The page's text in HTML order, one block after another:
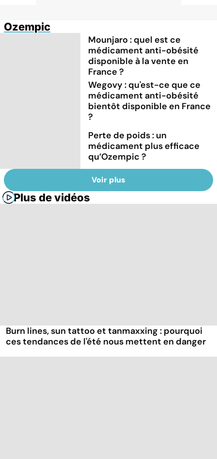
Ozempic
Mounjaro : quel est ce
médicament anti-obésité
disponible à la vente en
France ?
Wegovy : qu'est-ce que ce
médicament anti-obésité
bientôt disponible en France
?
Perte de poids : un
médicament plus efficace
qu’Ozempic ?
Voir plus
Plus de vidéos
Burn lines, sun tattoo et tanmaxxing : pourquoi
ces tendances de l'été nous mettent en danger